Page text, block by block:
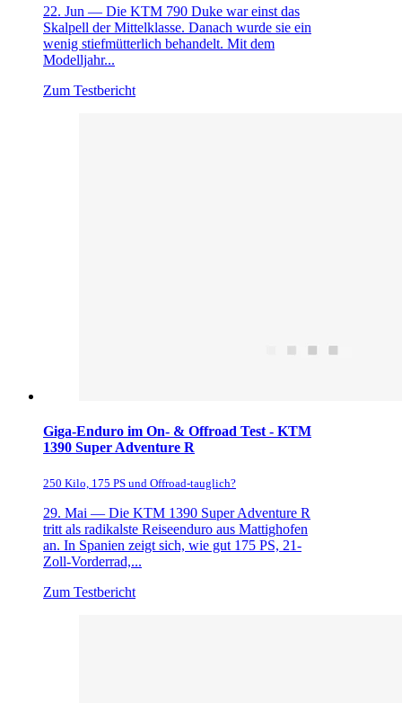
22. Jun — Die KTM 790 Duke war einst das
Skalpell der Mittelklasse. Danach wurde sie ein
wenig stiefmütterlich behandelt. Mit dem
Modelljahr...
Zum Testbericht
Giga-Enduro im On- & Offroad Test - KTM
1390 Super Adventure R
250 Kilo, 175 PS und Offroad-tauglich?
29. Mai — Die KTM 1390 Super Adventure R
tritt als radikalste Reiseenduro aus Mattighofen
an. In Spanien zeigt sich, wie gut 175 PS, 21-
Zoll-Vorderrad,...
Zum Testbericht